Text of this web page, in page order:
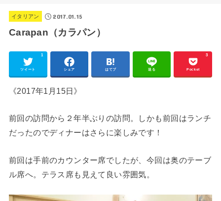
イタリアン 2017.01.15
Carapan（カラパン）
ツイート
1
シェア はてブ 送る Pocket
3
《2017年1月15日》
前回の訪問から２年半ぶりの訪問。しかも前回はランチ
だったのでディナーはさらに楽しみです！
前回は手前のカウンター席でしたが、今回は奥のテーブ
ル席へ。テラス席も見えて良い雰囲気。